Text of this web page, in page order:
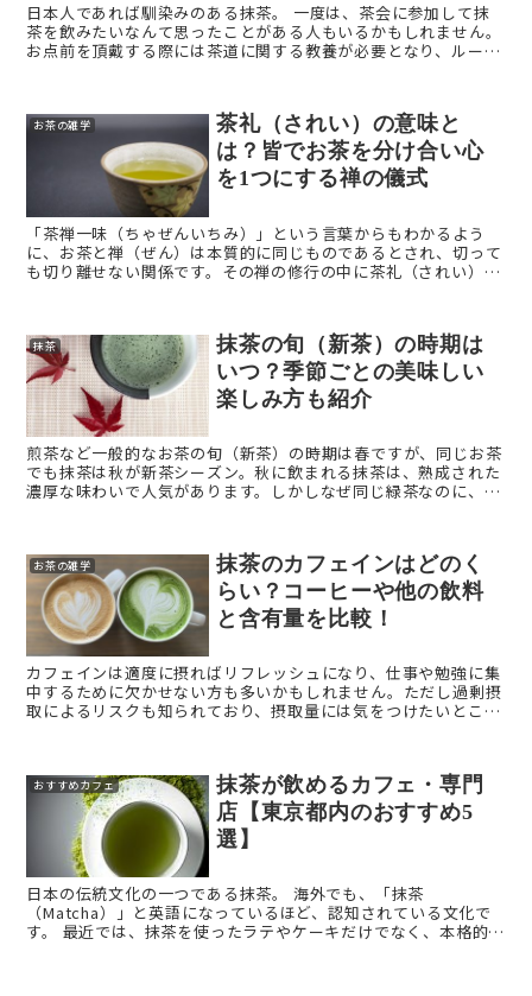
日本人であれば馴染みのある抹茶。 一度は、茶会に参加して抹
茶を飲みたいなんて思ったことがある人もいるかもしれません。
お点前を頂戴する際には茶道に関する教養が必要となり、ルール
お茶の雑学
茶礼（されい）の意味と
は？皆でお茶を分け合い心
を1つにする禅の儀式
「茶禅一味（ちゃぜんいちみ）」という言葉からもわかるよう
に、お茶と禅（ぜん）は本質的に同じものであるとされ、切って
も切り離せない関係です。その禅の修行の中に茶礼（されい）と
抹茶
抹茶の旬（新茶）の時期は
いつ？季節ごとの美味しい
楽しみ方も紹介
煎茶など一般的なお茶の旬（新茶）の時期は春ですが、同じお茶
でも抹茶は秋が新茶シーズン。秋に飲まれる抹茶は、熟成された
濃厚な味わいで人気があります。しかしなぜ同じ緑茶なのに、抹
お茶の雑学
抹茶のカフェインはどのく
らい？コーヒーや他の飲料
と含有量を比較！
カフェインは適度に摂ればリフレッシュになり、仕事や勉強に集
中するために欠かせない方も多いかもしれません。ただし過剰摂
取によるリスクも知られており、摂取量には気をつけたいとこ
おすすめカフェ
抹茶が飲めるカフェ・専門
店【東京都内のおすすめ5
選】
日本の伝統文化の一つである抹茶。 海外でも、「抹茶
（Matcha）」と英語になっているほど、認知されている文化で
す。 最近では、抹茶を使ったラテやケーキだけでなく、本格的な